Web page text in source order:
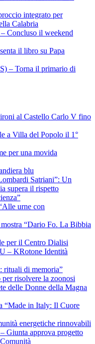
integrato per
Calabria
Concluso il weekend
il libro su Papa
– Torna il primario di
al Castello Carlo V fino
a Villa del Popolo il 1°
per una movida
blu
Satriani”: Un
supera il rispetto
urne con
“Dario Fo. La Bibbia
per il Centro Dialisi
– KRotone Identità
rituali di memoria”
risolvere la zoonosi
delle Donne della Magna
in Italy: Il Cuore
energetiche rinnovabili
approva progetto